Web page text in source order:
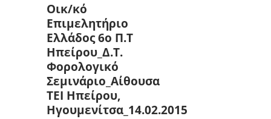
Οικ/κό
Επιμελητήριο
Ελλάδος 6ο Π.Τ
Ηπείρου_Δ.Τ.
Φορολογικό
Σεμινάριο_Αίθουσα
ΤΕΙ Ηπείρου,
Ηγουμενίτσα_14.02.2015